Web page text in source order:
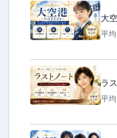
大
平
ラ
平